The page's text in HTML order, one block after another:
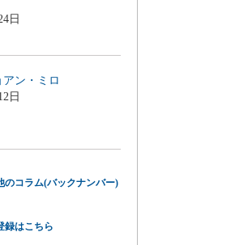
日
ン・ミロ
日
のコラム(バックナンバー)
録はこちら